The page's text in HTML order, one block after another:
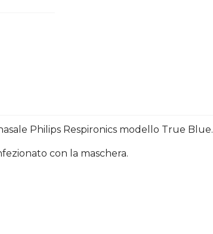
Philips Respironics modello True Blue.
con la maschera.